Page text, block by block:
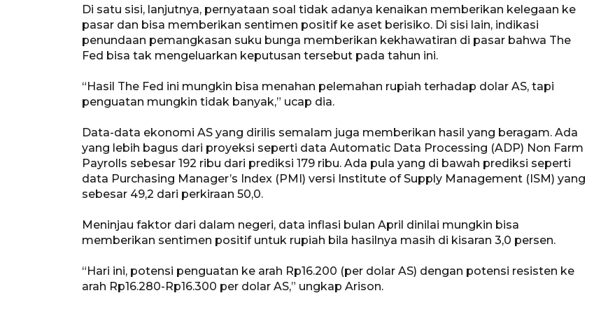
Di satu sisi, lanjutnya, pernyataan soal tidak adanya kenaikan memberikan kelegaan ke
pasar dan bisa memberikan sentimen positif ke aset berisiko. Di sisi lain, indikasi
penundaan pemangkasan suku bunga memberikan kekhawatiran di pasar bahwa The
Fed bisa tak mengeluarkan keputusan tersebut pada tahun ini.
“Hasil The Fed ini mungkin bisa menahan pelemahan rupiah terhadap dolar AS, tapi
penguatan mungkin tidak banyak,” ucap dia.
Data-data ekonomi AS yang dirilis semalam juga memberikan hasil yang beragam. Ada
yang lebih bagus dari proyeksi seperti data Automatic Data Processing (ADP) Non Farm
Payrolls sebesar 192 ribu dari prediksi 179 ribu. Ada pula yang di bawah prediksi seperti
data Purchasing Manager’s Index (PMI) versi Institute of Supply Management (ISM) yang
sebesar 49,2 dari perkiraan 50,0.
Meninjau faktor dari dalam negeri, data inflasi bulan April dinilai mungkin bisa
memberikan sentimen positif untuk rupiah bila hasilnya masih di kisaran 3,0 persen.
“Hari ini, potensi penguatan ke arah Rp16.200 (per dolar AS) dengan potensi resisten ke
arah Rp16.280-Rp16.300 per dolar AS,” ungkap Arison.